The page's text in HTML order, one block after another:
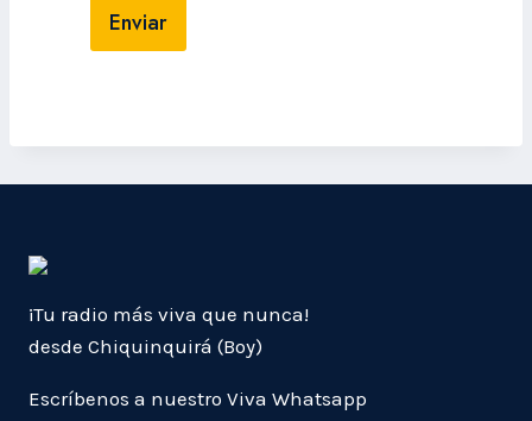
Enviar
¡Tu radio más viva que nunca!
desde Chiquinquirá (Boy)
Escríbenos a nuestro Viva Whatsapp